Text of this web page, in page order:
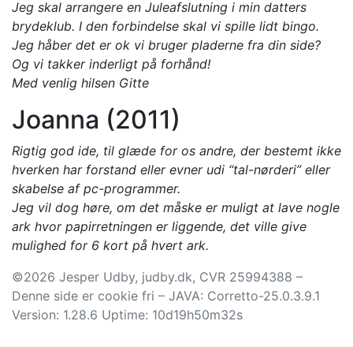
Jeg skal arrangere en Juleafslutning i min datters
brydeklub. I den forbindelse skal vi spille lidt bingo.
Jeg håber det er ok vi bruger pladerne fra din side?
Og vi takker inderligt på forhånd!
Med venlig hilsen Gitte
Joanna (2011)
Rigtig god ide, til glæde for os andre, der bestemt ikke
hverken har forstand eller evner udi “tal-nørderi” eller
skabelse af pc-programmer.
Jeg vil dog høre, om det måske er muligt at lave nogle
ark hvor papirretningen er liggende, det ville give
mulighed for 6 kort på hvert ark.
©2026 Jesper Udby, judby.dk, CVR 25994388 –
Denne side er cookie fri – JAVA: Corretto-25.0.3.9.1
Version: 1.28.6 Uptime: 10d19h50m32s